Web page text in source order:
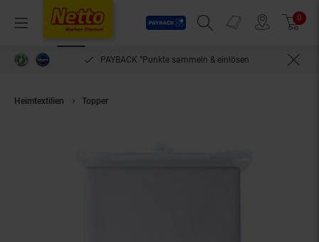
Menü
Payback
Suchfeld einblenden
Prospekte 0
PAYBACK °Punkte sammeln & einlösen
Heimtextilien Topper